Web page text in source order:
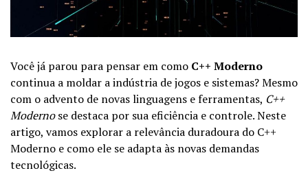
Você já parou para pensar em como C++ Moderno
continua a moldar a indústria de jogos e sistemas? Mesmo
com o advento de novas linguagens e ferramentas, C++
Modernose destaca por sua eficiência e controle. Neste
artigo, vamos explorar a relevância duradoura do C++
Moderno e como ele se adapta às novas demandas
tecnológicas.